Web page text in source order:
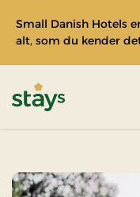
Small Danish Hotels
alt, som du kender